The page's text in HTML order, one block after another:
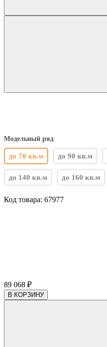
Модельный ряд
до 70 кв.м до 90 кв.м
до 140 кв.м до 160 кв.м
Код товара: 67977
89 068 ₽
В КОРЗИНУ